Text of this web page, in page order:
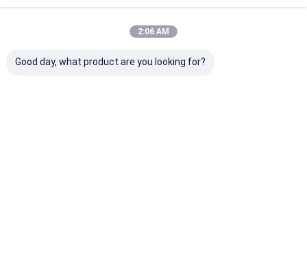
2:06 AM
Good day, what product are you looking for?